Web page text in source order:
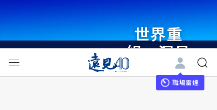
世界重
組・洞見
未來 與
世界領袖
職場雷達